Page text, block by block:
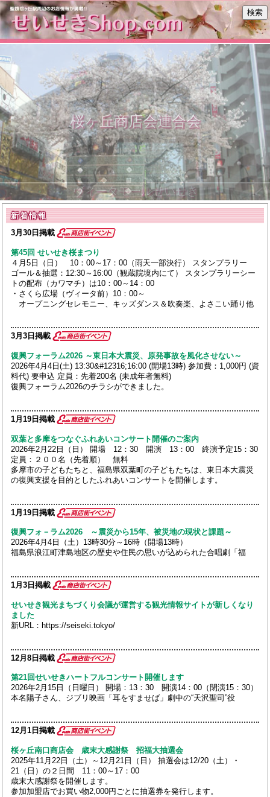
ヴィータモールせいせき
桜ヶ丘商店会連合会
新着情報
3月30日掲載
第45回 せいせき桜まつり
４月5日（日） 10：00～17：00（雨天一部決行） スタンプラリー
ゴール＆抽選：12:30～16:00（観蔵院境内にて） スタンプラリーシー
トの配布（カワマチ）は10：00～14：00
・さくら広場（ヴィータ前）10：00～
オープニングセレモニー、キッズダンス＆吹奏楽、よさこい踊り他
3月3日掲載
復興フォーラム2026 ～東日本大震災、原発事故を風化させない～
2026年4月4日(土) 13:30&#12316;16:00 (開場13時) 参加費：1,000円 (資
料代) 要申込 定員：先着200名 (未成年者無料)
復興フォーラム2026のチラシができました。
1月19日掲載
双葉と多摩をつなぐふれあいコンサート開催のご案内
2026年2月22日（日） 開場 12：30 開演 13：00 終演予定15：30
定員：２００名（先着順） 無料
多摩市の子どもたちと、福島県双葉町の子どもたちは、東日本大震災
の復興支援を目的としたふれあいコンサートを開催します。
1月19日掲載
復興フォ－ラム2026 ～震災から15年、被災地の現状と課題～
2026年4月4日（土）13時30分～16時（開場13時）
福島県浪江町津島地区の歴史や住民の思いが込められた合唱劇「福
1月3日掲載
せいせき観光まちづくり会議が運営する観光情報サイトが新しくなり
ました
新URL：https://seiseki.tokyo/
12月8日掲載
第21回せいせきハートフルコンサート開催します
2026年2月15日（日曜日） 開場：13：30 開演14：00（閉演15：30）
本名陽子さん、ジブリ映画「耳をすませば」劇中の“天沢聖司”役
12月1日掲載
桜ヶ丘南口商店会 歳末大感謝祭 招福大抽選会
2025年11月22日（土）～12月21日（日） 抽選会は12/20（土）・
21（日）の２日間 11：00～17：00
歳末大感謝祭を開催します。
参加加盟店でお買い物2,000円ごとに抽選券を発行します。